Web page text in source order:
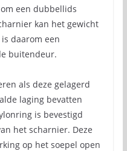
een dubbellids
kan het gewicht
daarom een
buitendeur.
als deze gelagerd
laging bevatten
is bevestigd
het scharnier. Deze
op het soepel open